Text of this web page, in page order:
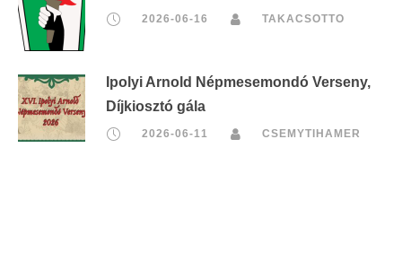
2026-06-16 TAKACSOTTO
Ipolyi Arnold Népmesemondó Verseny,
Díjkiosztó gála
2026-06-11 CSEMYTIHAMER